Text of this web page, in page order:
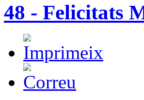
48 - Felicitats